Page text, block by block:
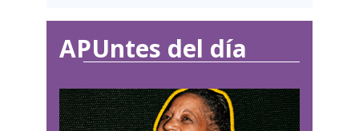
APUntes del día